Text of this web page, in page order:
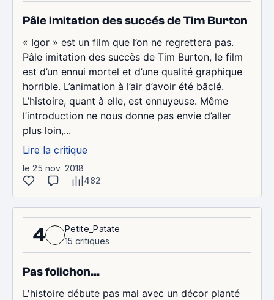
Pâle imitation des succés de Tim Burton
« Igor » est un film que l’on ne regrettera pas.
Pâle imitation des succès de Tim Burton, le film
est d’un ennui mortel et d’une qualité graphique
horrible. L’animation à l’air d’avoir été bâclé.
L’histoire, quant à elle, est ennuyeuse. Même
l’introduction ne nous donne pas envie d’aller
plus loin,...
Lire la critique
le 25 nov. 2018
482
4
Petite_Patate
15 critiques
Pas folichon...
L'histoire débute pas mal avec un décor planté